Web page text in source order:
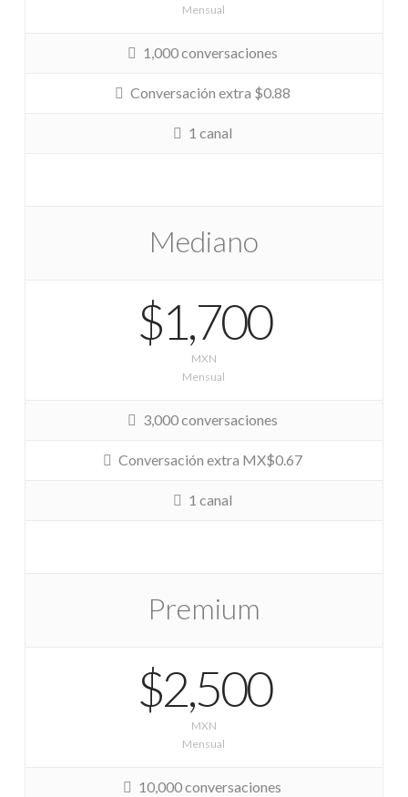
Mensual
1,000 conversaciones
Conversación extra $0.88
1 canal
Mediano
$1,700
MXN
Mensual
3,000 conversaciones
Conversación extra MX$0.67
1 canal
Premium
$2,500
MXN
Mensual
10,000 conversaciones